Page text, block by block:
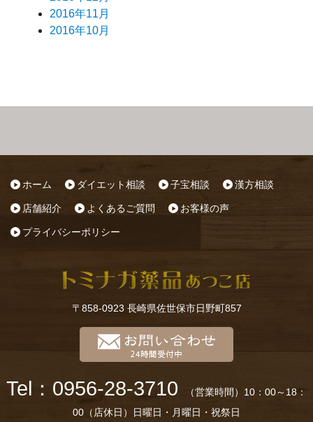
2016年11月
2016年10月
ホーム ダイエット相談 子宝相談 漢方相談
店舗紹介 よくあるご質問 お客様の声
プライバシーポリシー
〒858-0923 長崎県佐世保市日野町857
Tel：0956-28-3710
（営業時間）10：00～18：
00（店休日）日曜日・月曜日・祝祭日